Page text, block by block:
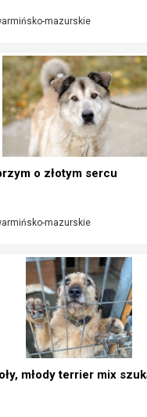
mazurskie
o złotym sercu
mazurskie
młody terrier mix